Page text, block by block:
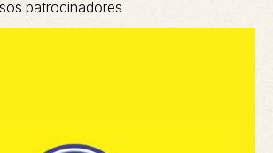
patrocinadores